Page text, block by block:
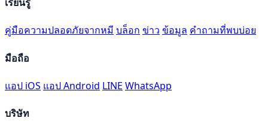
คู่มือความปลอดภัยจากหมี บล็อก ข่าว ข้อมูล คำถามที่พบบ่อย
มือถือ
แอป iOS แอป Android LINE WhatsApp
บริษัท